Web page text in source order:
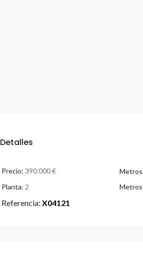
Detalles
Precio: 390.000 €
Planta: 2 Metros
Referencia: X04121